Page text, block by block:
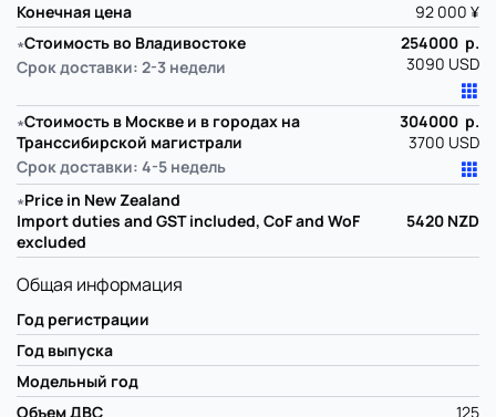
Конечная цена
92 000 ¥
∗Стоимость во Владивостоке
Срок доставки: 2-3 недели
254000 р.
3090 USD
∗Стоимость в Москве и в городах на
Транссибирской магистрали
Срок доставки: 4-5 недель
304000 р.
3700 USD
∗Price in New Zealand
Import duties and GST included, CoF and WoF
excluded
5420 NZD
Общая информация
Год регистрации
Год выпуска
Модельный год
Объем ДВС
125